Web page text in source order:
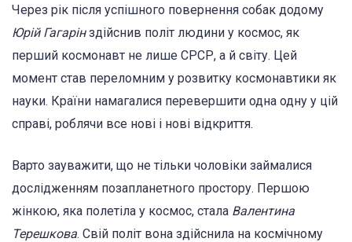
Через рік після успішного повернення собак додому
Юрій Гагарінздійснив політ людини у космос, як
перший космонавт не лише СРСР, а й світу. Цей
момент став переломним у розвитку космонавтики як
науки. Країни намагалися перевершити одна одну у цій
справі, роблячи все нові і нові відкриття.
Варто зауважити, що не тільки чоловіки займалися
дослідженням позапланетного простору. Першою
жінкою, яка полетіла у космос, стала Валентина
Терешкова. Свій політ вона здійснила на космічному